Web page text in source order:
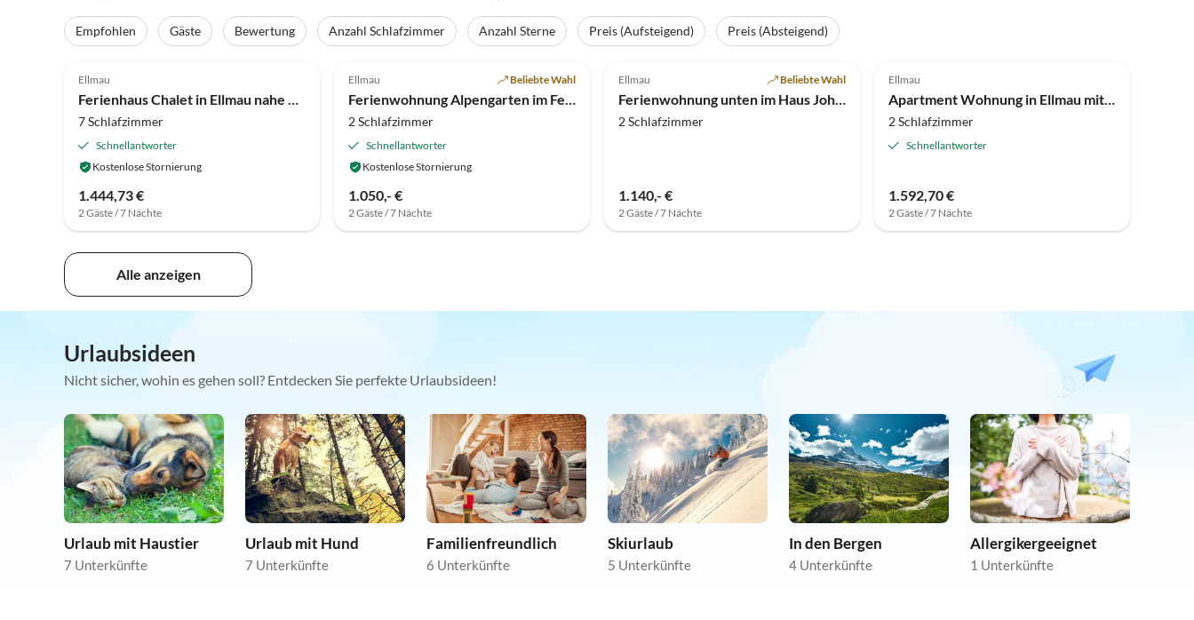
Empfohlen Gäste Bewertung Anzahl Schlafzimmer Anzahl Sterne Preis (Aufsteigend)
Preis (Absteigend)
Ellmau
Ferienhaus Chalet in Ellmau nahe Skipisten
7 Schlafzimmer
Schnellantworter
Kostenlose Stornierung
1.444,73 €
2 Gäste / 7 Nächte
Ellmau Beliebte Wahl
Ferienwohnung Alpengarten im Ferienhaus Weimar
2 Schlafzimmer
Schnellantworter
Kostenlose Stornierung
1.050,- €
2 Gäste / 7 Nächte
Ellmau Beliebte Wahl
Ferienwohnung unten im Haus Johann
2 Schlafzimmer
1.140,- €
2 Gäste / 7 Nächte
Ellmau
Apartment Wohnung in Ellmau mit Ski-In Zugang
2 Schlafzimmer
Schnellantworter
1.592,70 €
2 Gäste / 7 Nächte
Alle anzeigen
Urlaubsideen
Nicht sicher, wohin es gehen soll? Entdecken Sie perfekte Urlaubsideen!
Urlaub mit Haustier
7 Unterkünfte
Urlaub mit Hund
7 Unterkünfte
Familienfreundlich
6 Unterkünfte
Skiurlaub
5 Unterkünfte
In den Bergen
4 Unterkünfte
Allergikergeeignet
1 Unterkünfte